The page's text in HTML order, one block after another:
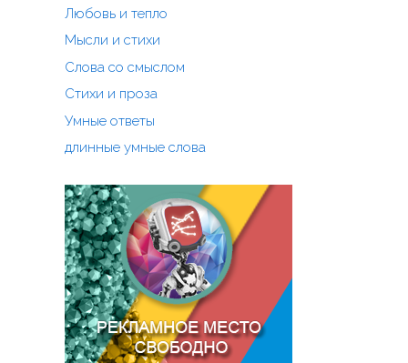
Любовь и тепло
Мысли и стихи
Слова со смыслом
Стихи и проза
Умные ответы
длинные умные слова